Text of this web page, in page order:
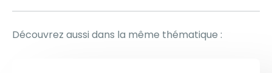
Découvrez aussi dans la même thématique :